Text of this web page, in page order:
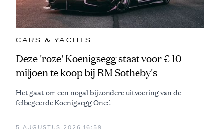
CARS & YACHTS
Deze 'roze' Koenigsegg staat voor € 10
miljoen te koop bij RM Sotheby's
Het gaat om een nogal bijzondere uitvoering van de
felbegeerde Koenigsegg One:1
5 AUGUSTUS 2026 16:59